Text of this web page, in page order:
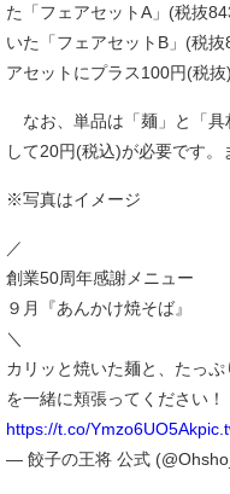
た「フェアセットA」(税抜
いた「フェアセットB」(税
アセットにプラス100円(税抜
なお、単品は「麺」と「具
して20円(税込)が必要です。
※写真はイメージ
／
創業50周年感謝メニュー
９月『あんかけ焼そば』
＼
カリッと焼いた麺と、たっ
を一緒に頬張ってください！
https://t.co/Ymzo6UO5Ak
— 餃子の王将 公式